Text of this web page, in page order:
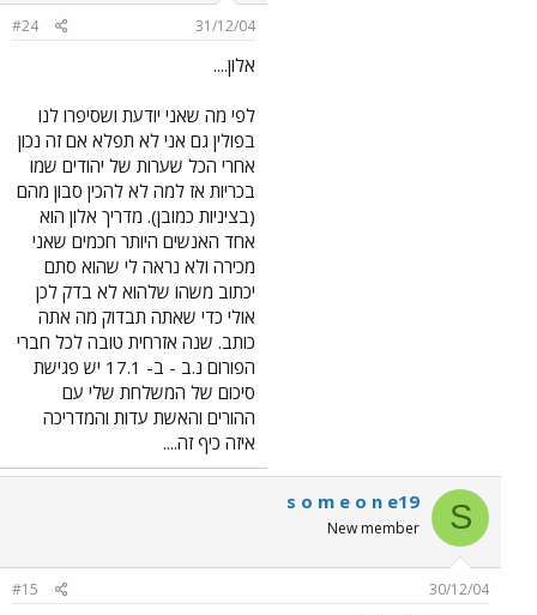
31/12/04
#24
אלון....
לפי מה שאני יודעת ושסיפרו לנו
בפולין גם אני לא תפלא אם זה נכון
אחרי הכל שערות של יהודים שמו
בכריות אז למה לא להכין סבון מהם
(בציניות כמובן). מדריך אלון הוא
אחד האנשים היותר חכמים שאני
מכירה ולא נראה לי שהוא סתם
יכתוב משהו שלהוא לא בדק לכן
אולי כדי שאתה תבדוק מה אתה
כותב. שנה אזרחית טובה לכל חברי
הפורום נ.ב - ב- 17.1 יש פגישת
סיכום של המשלחת שלי עם
ההורים והאשת עדות והמדריכה
איזה כיף זה....
S
s o m e o n e19
New member
30/12/04
#15